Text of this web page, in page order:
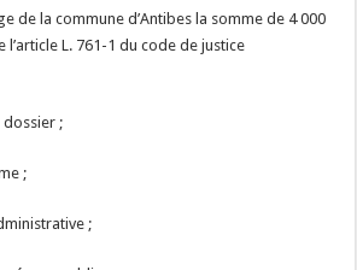
de la commune d’Antibes la somme de 4 000
L. 761-1 du code de justice
dossier ;
;
;